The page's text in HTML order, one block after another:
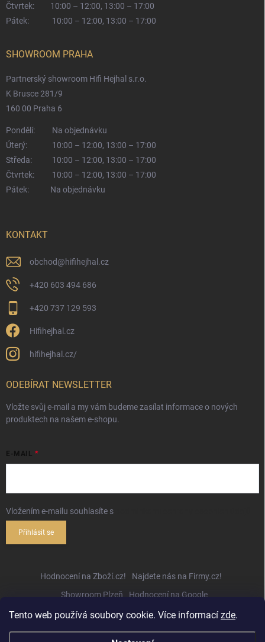
Tento web používá soubory cookie. Více informací zde.
Čtvrtek:
10:00 – 12:00, 13:00 – 17:00
Pátek:
10:00 – 12:00, 13:00 – 17:00
SHOWROOM PRAHA
Partnerský showroom Hifi Hejhal s.r.o.
K Brusce 281/9
160 00 Praha 6
Pondělí:
Na objednávku
Úterý:
10:00 – 12:00, 13:00 – 17:00
Středa:
10:00 – 12:00, 13:00 – 17:00
Čtvrtek:
10:00 – 12:00, 13:00 – 17:00
Pátek:
Na objednávku
KONTAKT
obchod@hifihejhal.cz
+420 603 494 686
+420 737 129 593
Hifihejhal.cz
hifihejhal.cz/
ODEBÍRAT NEWSLETTER
Vložte svůj e-mail a my vám budeme zasílat informace o nových
produktech na našem e-shopu.
E-MAIL
Vložením e-mailu souhlasíte s
Přihlásit se
Hodnocení na Zboží.cz!
Najdete nás na Firmy.cz!
Showroom Plzeň
Hodnocení na Google